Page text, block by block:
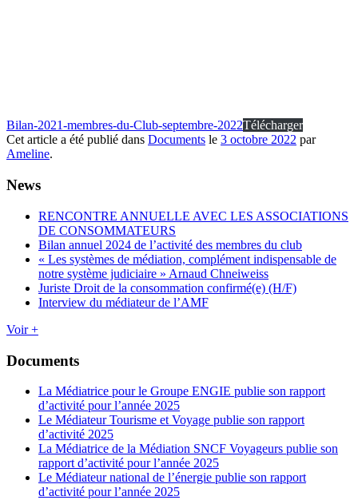
Bilan-2021-membres-du-Club-septembre-2022Télécharger
Cet article a été publié dans Documents le 3 octobre 2022 par
Ameline.
News
RENCONTRE ANNUELLE AVEC LES ASSOCIATIONS
DE CONSOMMATEURS
Bilan annuel 2024 de l’activité des membres du club
« Les systèmes de médiation, complément indispensable de
notre système judiciaire » Arnaud Chneiweiss
Juriste Droit de la consommation confirmé(e) (H/F)
Interview du médiateur de l’AMF
Voir +
Documents
La Médiatrice pour le Groupe ENGIE publie son rapport
d’activité pour l’année 2025
Le Médiateur Tourisme et Voyage publie son rapport
d’activité 2025
La Médiatrice de la Médiation SNCF Voyageurs publie son
rapport d’activité pour l’année 2025
Le Médiateur national de l’énergie publie son rapport
d’activité pour l’année 2025